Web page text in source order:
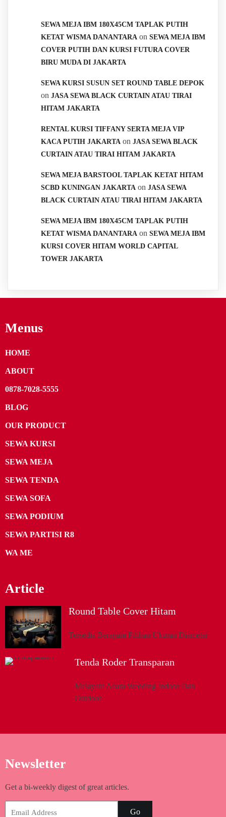
SEWA MEJA IBM 180X45CM TAPLAK PUTIH
KETAT WISMA DANANTARA on SEWA MEJA IBM
COVER PUTIH DAN KURSI FUTURA COVER
BIRU MUDA DI JAKARTA
SEWA KURSI SUSUN SET ROUND TABLE DEPOK
on JASA SEWA BLACK CURTAIN ATAU TIRAI
HITAM JAKARTA
RENTAL KURSI TIFFANY SERTA MEJA VIP
KACA PUTIH JAKARTA on JASA SEWA BLACK
CURTAIN ATAU TIRAI HITAM JAKARTA
SEWA MEJA BARSTOOL TAPLAK KETAT HITAM
SCBD KUNINGAN JAKARTA on JASA SEWA
BLACK CURTAIN ATAU TIRAI HITAM JAKARTA
SEWA MEJA IBM 180X45CM TAPLAK PUTIH
KETAT WISMA DANANTARA on SEWA MEJA IBM
KURSI COVER HITAM WORLD CAPITAL
TOWER JAKARTA
Menus
HOME
ABOUT
0878-7028-5555
BLOG
OUR PRODUCT
SEWA KURSI
SEWA MEJA
SEWA TENDA
SEWA SOFA
SEWA PODIUM
SEWA PARTISI R8
WA ME
Article
Round Table Cover Hitam
Tersedia Beragam Pilihan Ukuran Diameter
Tenda Roder Transparan
Melayani Acara Wedding Indoor Dan
Outdoor
Newsletter
Get a bi-weekly digest of great articles.
Go